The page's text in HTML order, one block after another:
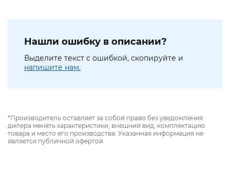
Нашли ошибку в описании?
Выделите текст с ошибкой, скопируйте и
напишите нам.
*Производитель оставляет за собой право без уведомления
дилера менять характеристики, внешний вид, комплектацию
товара и место его производства. Указанная информация не
является публичной офертой